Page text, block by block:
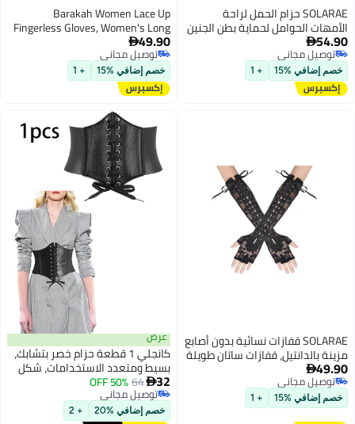
SOLARAE حزام الحمل لراحة
الأمهات الحوامل لحماية بطن الجنين
حزام ضروري للأمهات الحوامل
54.90
توصيل مجاني
توصيل مجاني
خصم إضافي %15 + 1
Barakah Women Lace Up
Fingerless Gloves, Women's Long
Satin Finger Gloves, Long Elbow
Lace Up Steampunk Gloves,
Costume Satin Arm Warmer, for
Women and Girls for Dress Up
Party
49.90
توصيل مجاني
توصيل مجاني
خصم إضافي %15 + 1
SOLARAE قفازات نسائية بدون أصابع
مزينة بالدانتيل، قفازات ساتان طويلة
للنساء، قفازات ستيمبانك مزينة
بالدانتيل تصل إلى الكوع، دافئة
للذراعين من ساتان، للنساء والفتيات
لحفلات التنكر
49.90
توصيل مجاني
توصيل مجاني
خصم إضافي %15 + 1
عرض
كانجلي 1 قطعة حزام خصر بتشابك،
بسيط ومتعدد الاستخدامات، شكل
حزام الخصر، طبقة خارجية عصرية،
إغلاق خصر من الجلد، حزام خصر
نسائي (أسود)
32
64
50% OFF
توصيل مجاني
توصيل مجاني
خصم إضافي %20 + 2